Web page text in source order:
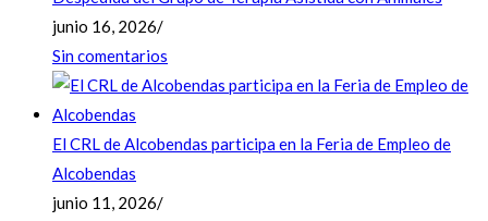
junio 16, 2026/
Sin comentarios
El CRL de Alcobendas participa en la Feria de Empleo de
Alcobendas
junio 11, 2026/